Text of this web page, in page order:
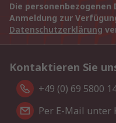
Die personenbezogenen
Anmeldung zur
Datenschutzerklärung
Kontaktieren Sie
+49 (0) 69 5800
Per E-Mail unter